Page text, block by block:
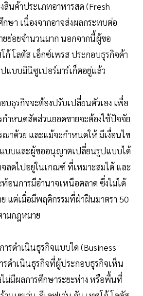
สินค้าประเภทอาหารสด (Fresh
กษา เนื่องจากอาจส่งผลกระทบต่อ
ยย่อยจำนวนมาก นอกจากนี้ผู้ขอ
ก้ โลตัส เอ็กซ์เพรส ประกอบธุรกิจค้า
แบบมินิซูเปอร์มาร์เก็ตอยู่แล้ว
ธุรกิจจะต้องปรับเปลี่ยนตัวเอง เพื่อ
กำหนดสัดส่วนยอดขายจะต้องใช้ปัจจัย
าด้วย และแม้จะกำหนดให้ มีเงื่อนไข
บบและผู้ขออนุญาตเปลี่ยนรูปแบบได้
จลดไปอยู่ในเกณฑ์ ที่เหมาะสมได้ และ
อนการมีอำนาจเหนือตลาด ซึ่งไม่ได้
แต่เมื่อมีพฤติกรรมที่ฝ่าฝืนมาตรา 50
ามกฎหมาย
รดำเนินธุรกิจแบบใด (Business
รดำเนินธุรกิจที่ผู้ประกอบธุรกิจเห็น
ไม่มีผลการศึกษาระยะห่าง หรือพื้นที่